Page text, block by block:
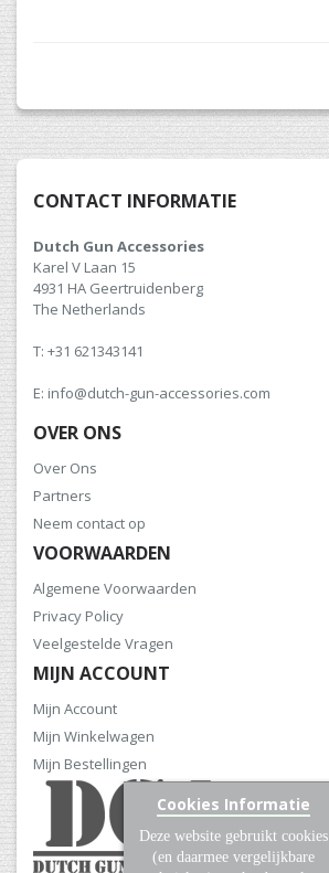
CONTACT INFORMATIE
Dutch Gun Accessories
Karel V Laan 15
4931 HA Geertruidenberg
The Netherlands
T: +31 621343141
E: info@dutch-gun-accessories.com
OVER ONS
Over Ons
Partners
Neem contact op
VOORWAARDEN
Algemene Voorwaarden
Privacy Policy
Veelgestelde Vragen
MIJN ACCOUNT
Mijn Account
Mijn Winkelwagen
Mijn Bestellingen
Cookies Informatie
Deze website gebruikt cookies
(en daarmee vergelijkbare